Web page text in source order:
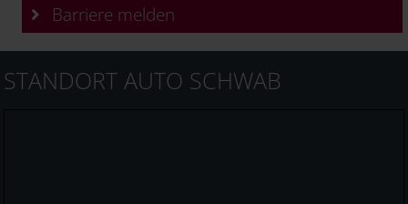
Barriere melden
STANDORT AUTO SCHWAB